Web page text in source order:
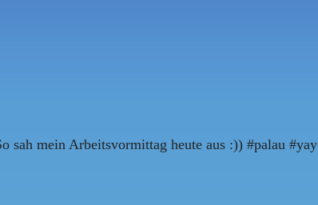
sah mein Arbeitsvormittag heute aus :)) #palau #yay